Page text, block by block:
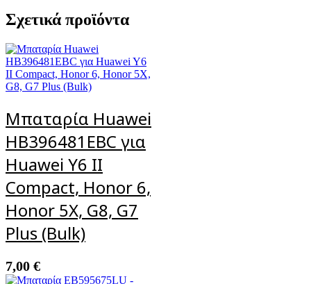
Σχετικά προϊόντα
Μπαταρία Huawei
HB396481EBC για
Huawei Y6 II
Compact, Honor 6,
Honor 5X, G8, G7
Plus (Bulk)
7,00 €